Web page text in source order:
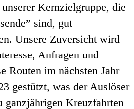
Kernzielgruppe, die
sind, gut
Unsere Zuversicht wird
Anfragen und
Routen im nächsten Jahr
gestützt, was der Auslöser
ganzjährigen Kreuzfahrten